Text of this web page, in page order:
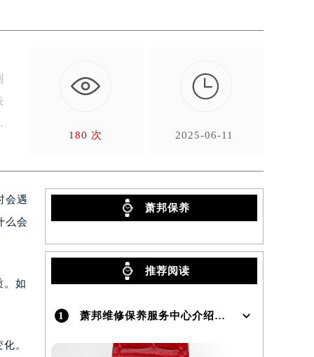
180 次

2025-06-11
会遇
么会
。如
。
萧邦保养
推荐阅读
1 萧邦维修保养服务中心介绍 | Chopard